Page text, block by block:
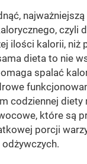
czyli
ilości kalorii, niż
dieta to nie
spalać
codziennej
które są
porcji